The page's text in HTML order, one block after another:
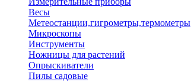
Весы
Метеостанции,гигрометры,термометры
Микроскопы
Инструменты
Ножницы для растений
Опрыскиватели
Пилы садовые